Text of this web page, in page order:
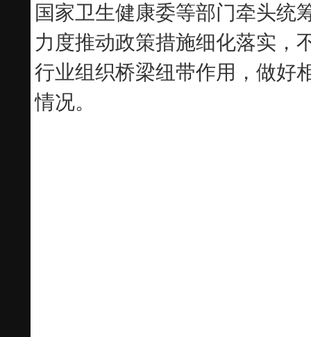
国家卫生健康委等部门牵头统
力度推动政策措施细化落实，
行业组织桥梁纽带作用，做好
情况。